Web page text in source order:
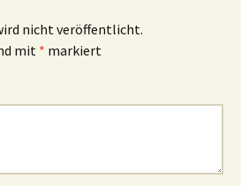
nicht veröffentlicht.
mit * markiert